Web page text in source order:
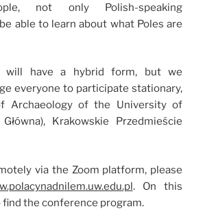
not only Polish-speaking
able to learn about what Poles are
will have a hybrid form, but we
everyone to participate stationary,
Archaeology of the University of
Krakowskie Przedmieście
via the Zoom platform, please
. On this
find the conference program.